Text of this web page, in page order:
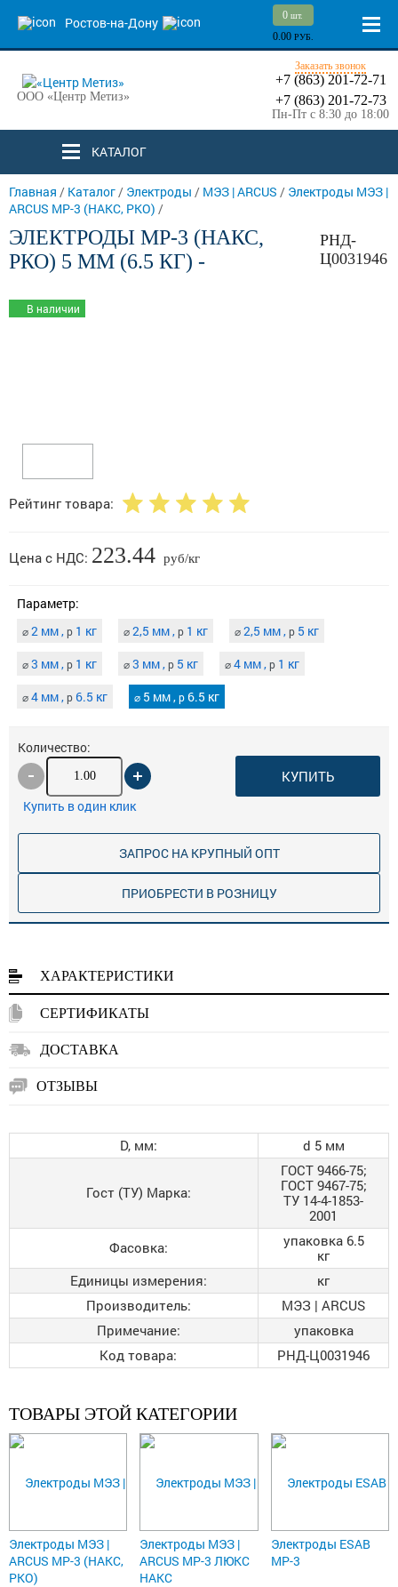
Ростов-на-Дону 0 шт.
0.00 РУБ.
ООО «Центр Метиз»
Заказать звонок
+7 (863) 201-72-71
+7 (863) 201-72-73
Пн-Пт с 8:30 до 18:00
КАТАЛОГ
Главная / Каталог/ Электроды / МЭЗ | ARCUS / Электроды МЭЗ |
ARCUS МР-3 (НАКС, РКО) /
ЭЛЕКТРОДЫ МР-3 (НАКС,
РКО) 5 ММ (6.5 КГ) -
РНД-
Ц0031946
В наличии
Рейтинг товара:
Цена с НДС: 223.44 руб/кг
Параметр:
⌀2 мм ,p 1 кг ⌀2,5 мм ,p 1 кг ⌀2,5 мм ,p 5 кг
⌀3 мм ,p 1 кг ⌀3 мм ,p 5 кг ⌀4 мм ,p 1 кг
⌀4 мм ,p 6.5 кг ⌀ 5 мм ,p6.5 кг
Количество:
КУПИТЬ
Купить в один клик
ЗАПРОС НА КРУПНЫЙ ОПТ
ПРИОБРЕСТИ В РОЗНИЦУ
ХАРАКТЕРИСТИКИ
СЕРТИФИКАТЫ
ДОСТАВКА
ОТЗЫВЫ
D, мм: d 5 мм
Гост (ТУ) Марка:
ГОСТ 9466-75;
ГОСТ 9467-75;
ТУ 14-4-1853-
2001
Фасовка:
упаковка 6.5
кг
Единицы измерения:
кг
Производитель:
МЭЗ | ARCUS
Примечание:
упаковка
Код товара:
РНД-Ц0031946
ТОВАРЫ ЭТОЙ КАТЕГОРИИ
Электроды МЭЗ |
ARCUS МР-3 (НАКС,
РКО)
Электроды МЭЗ |
ARCUS МР-3 ЛЮКС
НАКС
Электроды ESAB
МР-3